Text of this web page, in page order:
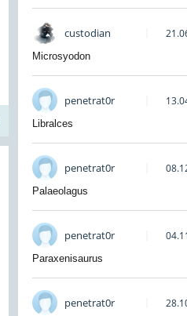
custodian
Microsyodon
penetrat0r
Libralces
penetrat0r
Palaeolagus
penetrat0r
Paraxenisaurus
penetrat0r